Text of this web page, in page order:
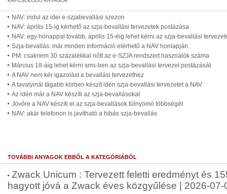
NAV: indul az idei e-szjabevallási szezon
NAV: április 15-ig kérhető az szja-bevallási tervezetek postázása
NAV: egy hónappal tovább, április 15-éig lehet kérni az szja-bevallási
Szja-bevallás: már minden információ elérhető a NAV honlapján
PM: csaknem 30 százalékkal nőtt az e-SZJA rendszert használók száma
Március 18-áig lehet kérni sms-ben az szja-bevallási tervezet postázását
A NAV nem kér igazolást a bevallási tervezethez
A tavalyinál tágabb körben készít idén szja-bevallási tervezetet a NAV
Az idén már a NAV készíti az szja-bevallásokat
Jövőre a NAV készíti el az szja-bevallások túlnyomó többségét
NAV: akár telefonon is javítható a hibás szja-bevallás
TOVÁBBI ANYAGOK EBBŐL A KATEGÓRIÁBÓL
Zwack Unicum : Tervezett feletti eredményt és
hagyott jóvá a Zwack éves közgyűlése | 2026-07-